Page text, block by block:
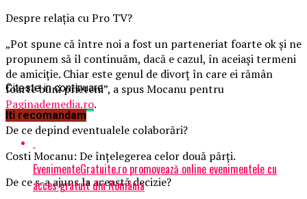
Despre relația cu Pro TV?
„Pot spune că între noi a fost un parteneriat foarte ok și ne
propunem să îl continuăm, dacă e cazul, în aceiași termeni
de amiciție. Chiar este genul de divorț în care ei rămân
foarte buni prieteni”, a spus Mocanu pentru
Paginademedia.ro.
De ce depind eventualele colaborări?
Costi Mocanu: De înțelegerea celor două părți.
De ce s-a ajuns la această decizie?
Citeste in continuare
Iti recomandam
EvenimenteGratuite.ro promovează online evenimentele cu
acces gratuit din România